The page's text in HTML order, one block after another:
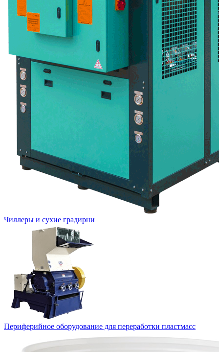
Чиллеры и сухие градирни
Периферийное оборудование для переработки пластмасс